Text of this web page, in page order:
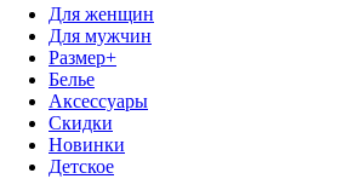
Для женщин
Для мужчин
Размер+
Белье
Аксессуары
Скидки
Новинки
Детское